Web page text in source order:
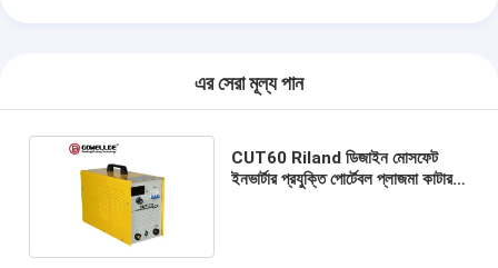
এর সেরা মূল্য পান
CUT60 Riland ডিজাইন মোসফেট
ইনভার্টার প্রযুক্তি পোর্টেবল প্লাজমা কাটার